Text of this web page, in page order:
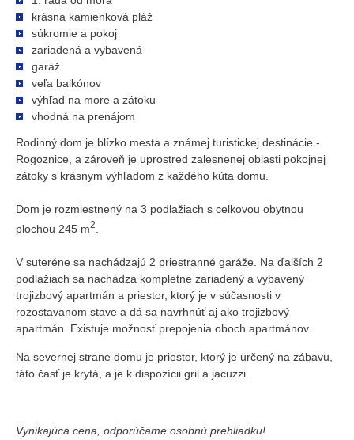
krásna kamienková pláž
súkromie a pokoj
zariadená a vybavená
garáž
veľa balkónov
výhľad na more a zátoku
vhodná na prenájom
Rodinný dom je blízko mesta a známej turistickej destinácie -
Rogoznice, a zároveň je uprostred zalesnenej oblasti pokojnej
zátoky s krásnym výhľadom z každého kúta domu.
Dom je rozmiestnený na 3 podlažiach s celkovou obytnou
plochou 245 m2
V suteréne sa nachádzajú 2 priestranné garáže. Na ďalších 2
podlažiach sa nachádza kompletne zariadený a vybavený
trojizbový apartmán a priestor, ktorý je v súčasnosti v
rozostavanom stave a dá sa navrhnúť aj ako trojizbový
apartmán. Existuje možnosť prepojenia oboch apartmánov.
Na severnej strane domu je priestor, ktorý je určený na zábavu,
táto časť je krytá, a je k dispozícii gril a jacuzzi.
Vynikajúca cena, odporúčame osobnú prehliadku!